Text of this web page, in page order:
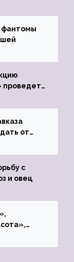
фантомы
от
с
и овец